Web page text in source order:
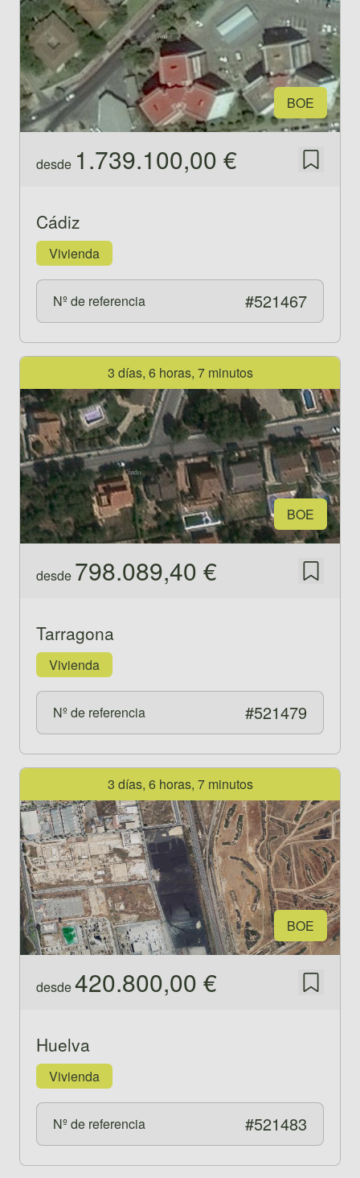
BOE
desde 1.739.100,00 € Guardar
Cádiz
Vivienda
Nº de referencia #521467
Ver propiedad 5214793 días, 6 horas, 7 minutos
BOE
desde 798.089,40 € Guardar
Tarragona
Vivienda
Nº de referencia #521479
Ver propiedad 5214833 días, 6 horas, 7 minutos
BOE
desde420.800,00 € Guardar
Huelva
Vivienda
Nº de referencia #521483